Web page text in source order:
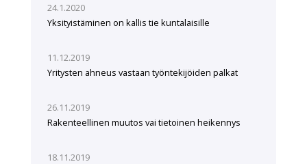
24.1.2020
Yksityistäminen on kallis tie kuntalaisille
11.12.2019
Yritysten ahneus vastaan työntekijöiden palkat
26.11.2019
Rakenteellinen muutos vai tietoinen heikennys
18.11.2019